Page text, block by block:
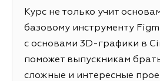
Курс не только учит
базовому инструменту
с основами 3D-графики в
поможет выпускникам
сложные и интересные